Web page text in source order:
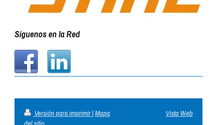
Síguenos en la Red
Versión para imprimir|Mapa
del sitio
Vista Web